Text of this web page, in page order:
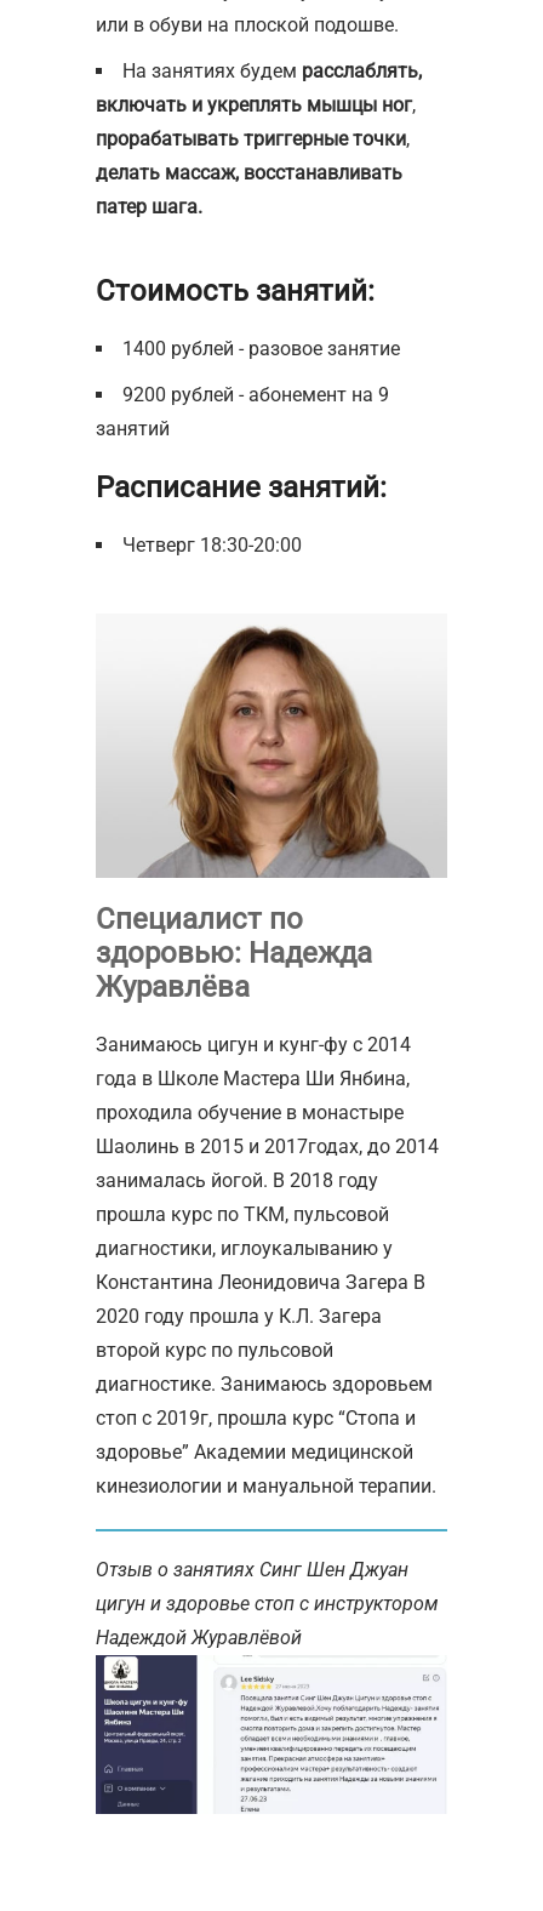
или в обуви на плоской подошве.
На занятиях будем расслаблять,
включать и укреплять мышцы ног,
прорабатывать триггерные точки,
делать массаж, восстанавливать
патер шага.
Стоимость занятий:
1400 рублей - разовое занятие
9200 рублей - абонемент на 9
занятий
Расписание занятий:
Четверг 18:30-20:00
Специалист по
здоровью: Надежда
Журавлёва
Занимаюсь цигун и кунг-фу с 2014
года в Школе Мастера Ши Янбина,
проходила обучение в монастыре
Шаолинь в 2015 и 2017годах, до 2014
занималась йогой. В 2018 году
прошла курс по ТКМ, пульсовой
диагностики, иглоукалыванию у
Константина Леонидовича Загера В
2020 году прошла у К.Л. Загера
второй курс по пульсовой
диагностике. Занимаюсь здоровьем
стоп с 2019г, прошла курс “Стопа и
здоровье” Академии медицинской
кинезиологии и мануальной терапии.
Отзыв о занятиях Синг Шен Джуан
цигун и здоровье стоп с инструктором
Надеждой Журавлёвой